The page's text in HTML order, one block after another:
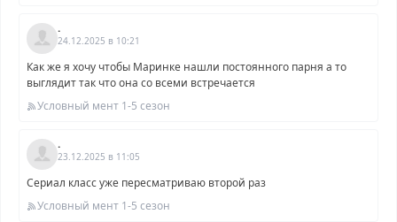
.
24.12.2025 в 10:21
Как же я хочу чтобы Маринке нашли постоянного парня а то
выглядит так что она со всеми встречается
Условный мент 1-5 сезон
.
23.12.2025 в 11:05
Сериал класс уже пересматриваю второй раз
Условный мент 1-5 сезон